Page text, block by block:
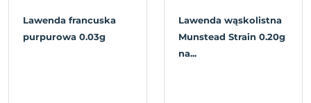
Lawenda francuska
purpurowa 0.03g
Lawenda wąskolistna
Munstead Strain 0.20g
na...